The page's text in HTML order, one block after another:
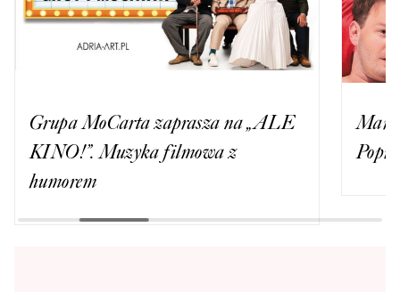
Grupa MoCarta zaprasza na „ALE
KINO!”. Muzyka filmowa z
humorem